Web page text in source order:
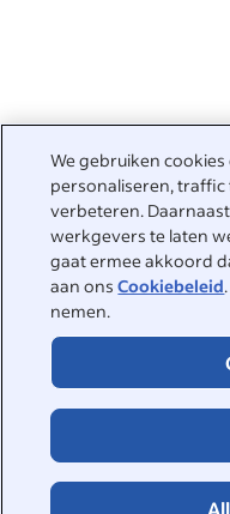
We gebruiken
personaliseren,
verbeteren.
werkgevers te laten
gaat ermee akkoord
aan onsCookiebeleid
nemen.